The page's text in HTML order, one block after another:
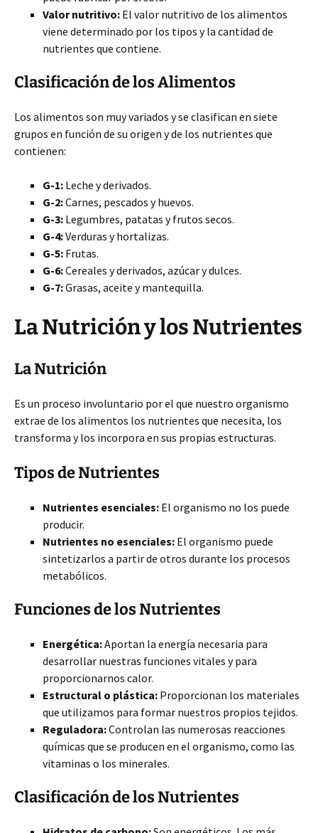
Valor nutritivo: El valor nutritivo de los alimentos
viene determinado por los tipos y la cantidad de
nutrientes que contiene.
Clasificación de los Alimentos
Los alimentos son muy variados y se clasifican en siete
grupos en función de su origen y de los nutrientes que
contienen:
G-1: Leche y derivados.
G-2:Carnes, pescados y huevos.
G-3: Legumbres, patatas y frutos secos.
G-4:Verduras y hortalizas.
G-5: Frutas.
G-6:Cereales y derivados, azúcar y dulces.
G-7:Grasas, aceite y mantequilla.
La Nutrición y los Nutrientes
La Nutrición
Es un proceso involuntario por el que nuestro organismo
extrae de los alimentos los nutrientes que necesita, los
transforma y los incorpora en sus propias estructuras.
Tipos de Nutrientes
Nutrientes esenciales: El organismo no los puede
producir.
Nutrientes no esenciales: El organismo puede
sintetizarlos a partir de otros durante los procesos
metabólicos.
Funciones de los Nutrientes
Energética:Aportan la energía necesaria para
desarrollar nuestras funciones vitales y para
proporcionarnos calor.
Estructural o plástica: Proporcionan los materiales
que utilizamos para formar nuestros propios tejidos.
Reguladora:Controlan las numerosas reacciones
químicas que se producen en el organismo, como las
vitaminas o los minerales.
Clasificación de los Nutrientes